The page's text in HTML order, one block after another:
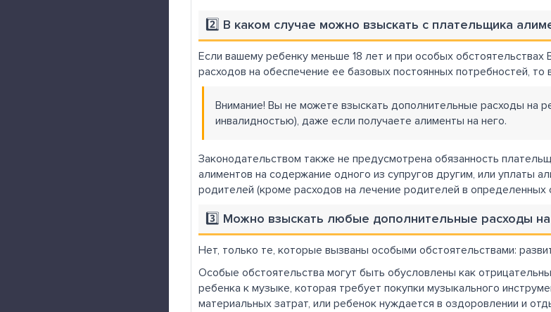
2️⃣ В каком случае можно взыскать с плательщика
Если вашему ребенку меньше 18 лет и при особых
расходов на обеспечение ее базовых постоянных потребностей,
Внимание! Вы не можете взыскать дополнительные расходы на
инвалидностью), даже если получаете алименты на него.
Законодательством также не предусмотрена обязанность
алиментов на содержание одного из супругов другим, или уплаты
родителей (кроме расходов на лечение родителей в определенных
3️⃣ Можно взыскать любые дополнительные расходы
Нет, только те, которые вызваны особыми обстоятельствами:
Особые обстоятельства могут быть обусловлены как
ребенка к музыке, которая требует покупки музыкального
материальных затрат, или ребенок нуждается в оздоровлении и